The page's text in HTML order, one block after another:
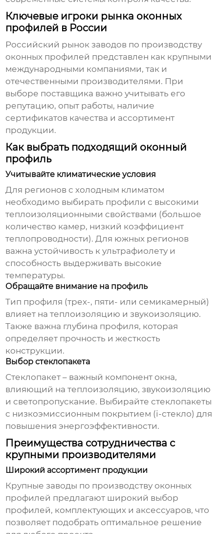
Ключевые игроки рынка оконных
профилей в России
Российский рынокзаводов по производству
оконных профилей представлен как крупными
международными компаниями, так и
отечественными производителями. При
выборе поставщика важно учитывать его
репутацию, опыт работы, наличие
сертификатов качества и ассортимент
продукции.
Как выбрать подходящий оконный
профиль
Учитывайте климатические условия
Для регионов с холодным климатом
необходимо выбирать профили с высокими
теплоизоляционными свойствами (большое
количество камер, низкий коэффициент
теплопроводности). Для южных регионов
важна устойчивость к ультрафиолету и
способность выдерживать высокие
температуры.
Обращайте внимание на профиль
Тип профиля (трех-, пяти- или семикамерный)
влияет на теплоизоляцию и звукоизоляцию.
Также важна глубина профиля, которая
определяет прочность и жесткость
конструкции.
Выбор стеклопакета
Стеклопакет – важный компонент окна,
влияющий на теплоизоляцию, звукоизоляцию
и светопропускание. Выбирайте стеклопакеты
с низкоэмиссионным покрытием (i-стекло) для
повышения энергоэффективности.
Преимущества сотрудничества с
крупными производителями
Широкий ассортимент продукции
Крупныезаводы по производству оконных
профилей предлагают широкий выбор
профилей, комплектующих и аксессуаров, что
позволяет подобрать оптимальное решение